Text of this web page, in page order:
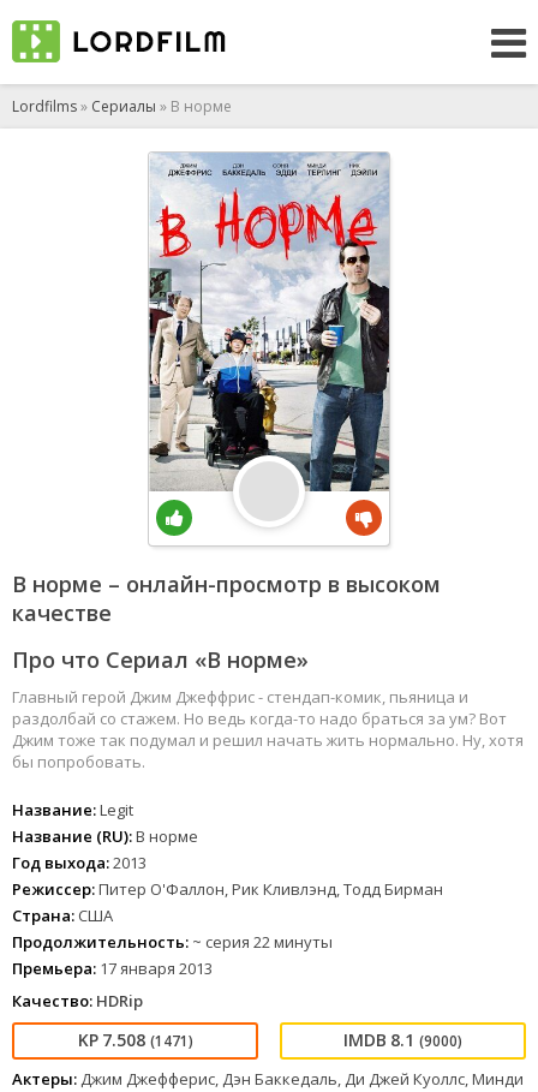
Lordfilms» Сериалы » В норме
В норме – онлайн-просмотр в высоком
качестве
Про что Сериал «В норме»
Главный герой Джим Джеффрис - стендап-комик, пьяница и
раздолбай со стажем. Но ведь когда-то надо браться за ум? Вот
Джим тоже так подумал и решил начать жить нормально. Ну, хотя
бы попробовать.
Название:Legit
Название (RU):В норме
Год выхода:2013
Режиссер:Питер О'Фаллон, Рик Кливлэнд, Тодд Бирман
Страна: США
Продолжительность: ~ серия 22 минуты
Премьера: 17 января 2013
Качество: HDRip
7.508 (1471) 8.1 (9000)
Актеры: Джим Джефферис, Дэн Баккедаль, Ди Джей Куоллс, Минди